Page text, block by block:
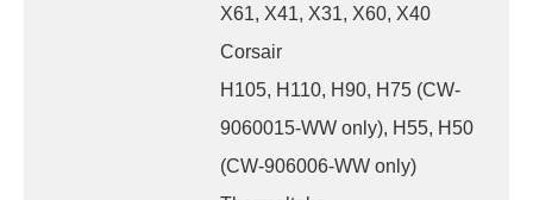
X61, X41, X31, X60, X40
Corsair
H105, H110, H90, H75 (CW-
9060015-WW only), H55, H50
(CW-906006-WW only)